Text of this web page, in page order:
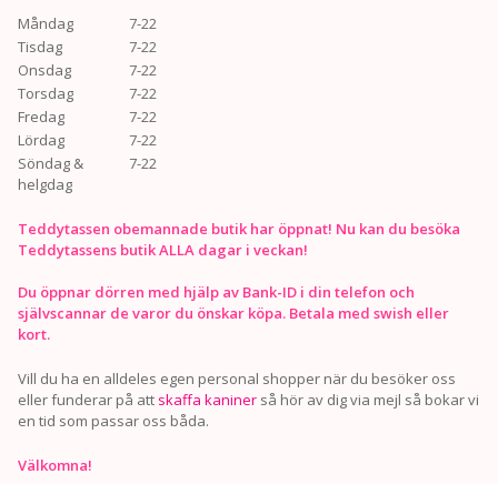
Måndag
7-22
Tisdag
7-22
Onsdag
7-22
Torsdag
7-22
Fredag
7-22
Lördag
7-22
Söndag &
helgdag
7-22
Teddytassen obemannade butik har öppnat! Nu kan du besöka
Teddytassens butik ALLA dagar i veckan!
Du öppnar dörren med hjälp av Bank-ID i din telefon och
självscannar de varor du önskar köpa. Betala med swish eller
kort.
Vill du ha en alldeles egen personal shopper när du besöker oss
eller funderar på att skaffa kaniner så hör av dig via mejl så bokar vi
en tid som passar oss båda.
Välkomna!